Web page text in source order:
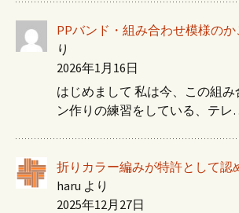
PPバンド・組み合わせ模様のか
り
2026年1月16日
はじめまして 私は今、この組
ン作りの練習をしている、テ
折りカラー編みが特許として認
haru より
2025年12月27日